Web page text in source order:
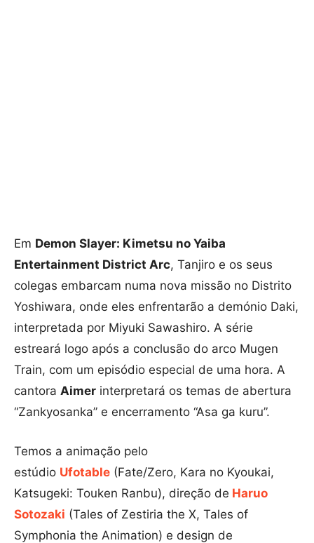
Em Demon Slayer: Kimetsu no Yaiba
Entertainment District Arc, Tanjiro e os seus
colegas embarcam numa nova missão no Distrito
Yoshiwara, onde eles enfrentarão a demónio Daki,
interpretada por Miyuki Sawashiro. A série
estreará logo após a conclusão do arco Mugen
Train, com um episódio especial de uma hora. A
cantora Aimer interpretará os temas de abertura
“Zankyosanka” e encerramento “Asa ga kuru”.
Temos a animação pelo
estúdio Ufotable (Fate/Zero, Kara no Kyoukai,
Katsugeki: Touken Ranbu), direção de Haruo
Sotozaki (Tales of Zestiria the X, Tales of
Symphonia the Animation) e design de